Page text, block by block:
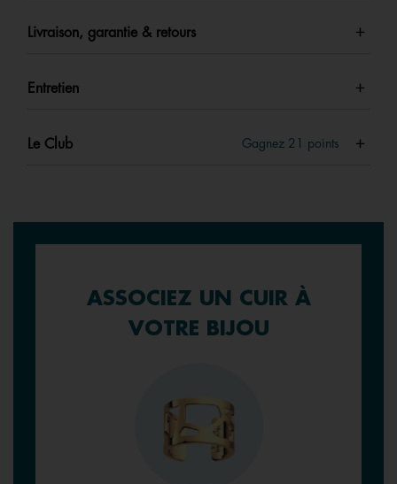
Livraison, garantie & retours
Entretien
Le Club Gagnez 21 points
ASSOCIEZ UN CUIR À
VOTRE BIJOU